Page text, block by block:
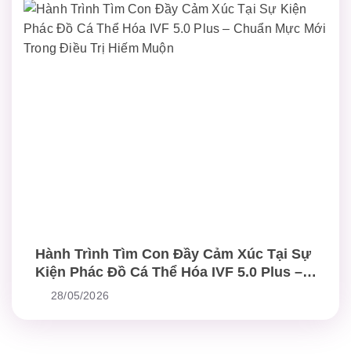
Hành Trình Tìm Con Đầy Cảm Xúc Tại Sự
Kiện Phác Đồ Cá Thể Hóa IVF 5.0 Plus –
Chuẩn Mực Mới Trong Điều Trị Hiếm Muộn
28/05/2026